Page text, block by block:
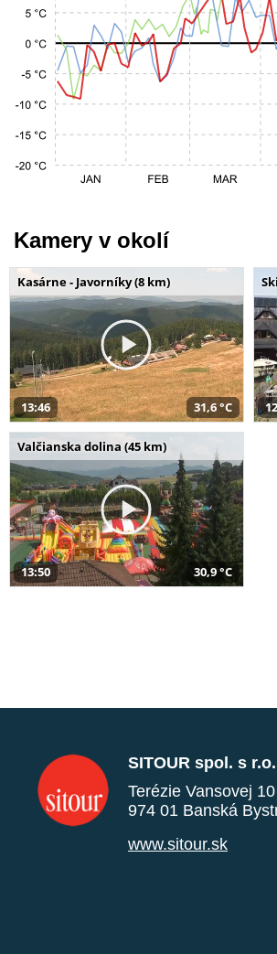
Kamery v okolí
Kasárne - Javorníky (8 km)
13:46 31,6 °C
Valčianska dolina (45 km)
13:50 30,9 °C
SITOUR spol. s r.o.
Terézie Vansovej 10
974 01 Banská
www.sitour.sk